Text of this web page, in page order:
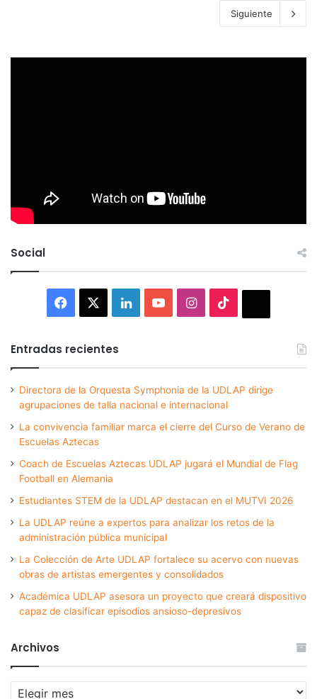
Siguiente
Social
Facebook LinkedInYouTubeInstagram
Entradas recientes
Directora de la Orquesta Symphonia de la UDLAP dirige
agrupaciones de talla nacional e internacional
La convivencia familiar marca el cierre del Curso de Verano de
Escuelas Aztecas
Coach de Escuelas Aztecas UDLAP jugará el Mundial de Flag
Football en Alemania
Estudiantes STEM de la UDLAP destacan en el MUTVI 2026
La UDLAP reúne a expertos para analizar los retos de la
administración pública municipal
La Colección de Arte UDLAP fortalece su acervo con nuevas
obras de artistas emergentes y consolidados
Académica UDLAP asesora un proyecto que creará dispositivo
capaz de clasificar episodios ansioso-depresivos
Archivos
Archivos